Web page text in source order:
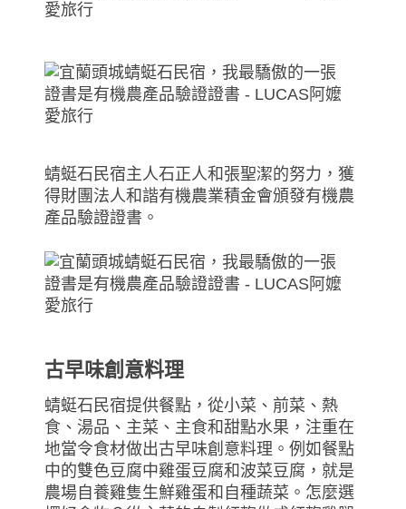
蜻蜓石民宿主人石正人和張聖潔的努力，獲
得財團法人和諧有機農業積金會頒發有機農
產品驗證證書。
古早味創意料理
蜻蜓石民宿提供餐點，從小菜、前菜、熱
食、湯品、主菜、主食和甜點水果，注重在
地當令食材做出古早味創意料理。例如餐點
中的雙色豆腐中雞蛋豆腐和波菜豆腐，就是
農場自養雞隻生鮮雞蛋和自種蔬菜。怎麼選